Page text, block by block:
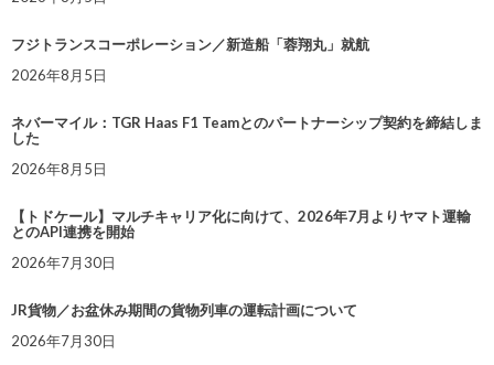
フジトランスコーポレーション／新造船「蓉翔丸」就航
2026年8月5日
ネバーマイル：TGR Haas F1 Teamとのパートナーシップ契約を締結しま
した
2026年8月5日
【トドケール】マルチキャリア化に向けて、2026年7月よりヤマト運輸
とのAPI連携を開始
2026年7月30日
JR貨物／お盆休み期間の貨物列車の運転計画について
2026年7月30日